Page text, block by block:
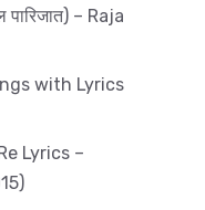
– Raja
with Lyrics
Lyrics –